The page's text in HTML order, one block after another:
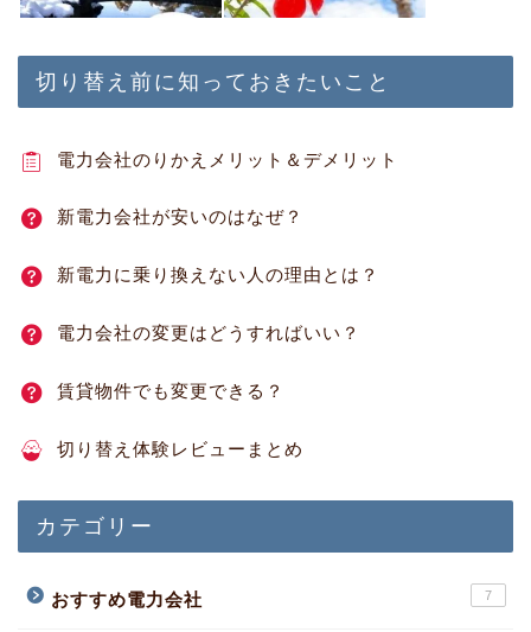
切り替え前に知っておきたいこと
電力会社のりかえメリット＆デメリット
新電力会社が安いのはなぜ？
新電力に乗り換えない人の理由とは？
電力会社の変更はどうすればいい？
賃貸物件でも変更できる？
切り替え体験レビューまとめ
カテゴリー
おすすめ電力会社 7